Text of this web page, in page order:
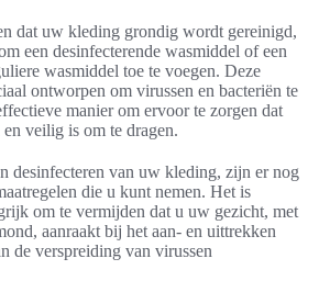
dat uw kleding grondig wordt gereinigd,
een desinfecterende wasmiddel of een
wasmiddel toe te voegen. Deze
ontworpen om virussen en bacteriën te
manier om ervoor te zorgen dat
veilig is om te dragen.
desinfecteren van uw kleding, zijn er nog
die u kunt nemen. Het is
om te vermijden dat u uw gezicht, met
aanraakt bij het aan- en uittrekken
de verspreiding van virussen